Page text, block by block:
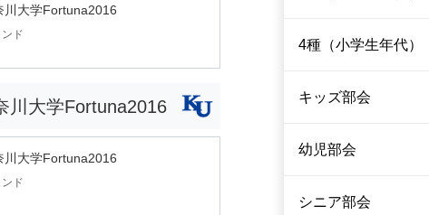
川大学Fortuna2016
ド
川大学Fortuna2016
川大学Fortuna2016
ド
4種（小学生年代）
キッズ部会
幼児部会
シニア部会